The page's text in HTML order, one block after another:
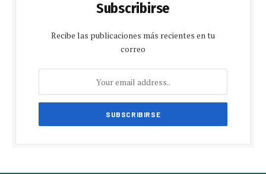
Subscribirse
Recibe las publicaciones más recientes en tu
correo